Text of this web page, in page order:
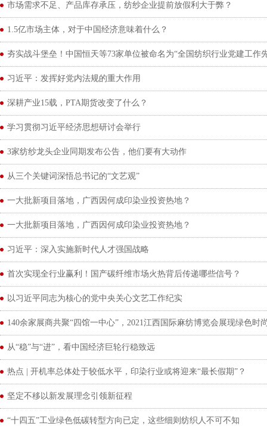
市场需求不足、产品库存承压，纺纱企业提前放假利大于弊？
1.5亿市场主体，对于中国经济意味着什么？
夯实战斗堡垒！中国恒天等73家单位被命名为“全国纺织行业党建工作
习近平：发挥好党内法规的重大作用
深耕产业15载，PTA期货改变了什么？
学习贯彻习近平经济思想研讨会举行
3家纺纱龙头企业同期发布公告，他们要有大动作
从三个关键词深悟总书记的“文艺观”
一大批新项目落地，广西因何成印染业投资热地？
一大批新项目落地，广西因何成印染业投资热地？
习近平：深入实施新时代人才强国战略
首次实现全行业赢利！国产碳纤维市场火热背后传递哪些信号？
以习近平同志为核心的党中央关心文艺工作纪实
140余家展商共聚“四馆一中心”，2021江西国际麻纺博览会展现绿色时
从“稳”与“进”，看中国经济巨轮行稳致远
热点 | 开机率总体处于较低水平，印染行业或将迎来“最长假期”？
坚定不移以新发展理念引领新征程
“十四五”工业绿色低碳转型方向已定，这些细则纺织人不可不知